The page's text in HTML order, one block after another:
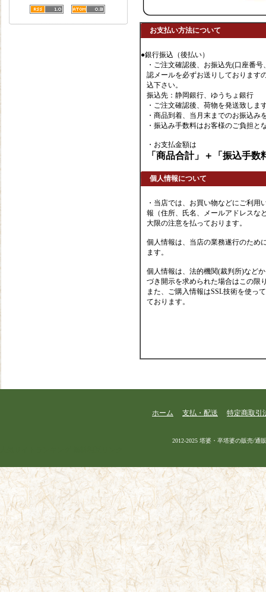
お支払い方法について
●銀行振込（後払い）
・ご注文確認後、お振込先(口座番
認メールを必ずお送りしております
込下さい。
振込先：静岡銀行、ゆうちょ銀行
・ご注文確認後、荷物を発送致しま
・商品到着、当月末までのお振込み
・振込み手数料はお客様のご負担と
・お支払金額は
「商品合計」＋「振込手数
個人情報について
・当店では、お買い物などにご利用
報（住所、氏名、メールアドレスな
大限の注意を払っております。
個人情報は、当店の業務遂行のため
ます。
個人情報は、法的機関(裁判所)など
づき開示を求められた場合はこの限
また、ご購入情報はSSL技術を使っ
ております。
ホーム 支払・配送 特定商取引
2012-2025 塔婆・卒塔婆の販売/通